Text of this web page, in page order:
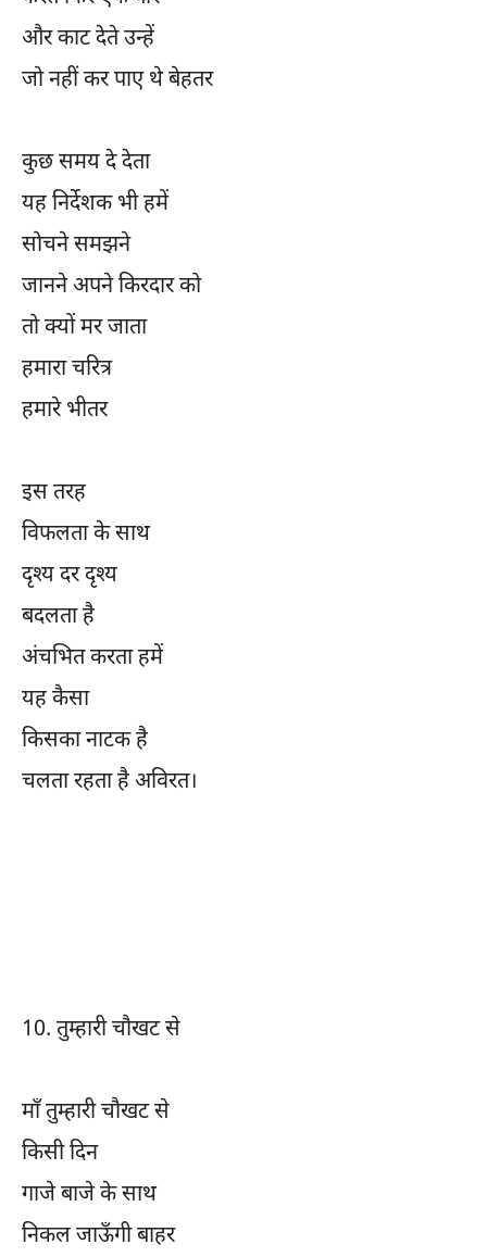
और काट देते उन्हें
जो नहीं कर पाए थे बेहतर
कुछ समय दे देता
यह निर्देशक भी हमें
सोचने समझने
जानने अपने किरदार को
तो क्यों मर जाता
हमारा चरित्र
हमारे भीतर
इस तरह
विफलता के साथ
दृश्य दर दृश्य
बदलता है
अंचभित करता हमें
यह कैसा
किसका नाटक है
चलता रहता है अविरत।
10. तुम्हारी चौखट से
माँ तुम्हारी चौखट से
किसी दिन
गाजे बाजे के साथ
निकल जाऊँगी बाहर